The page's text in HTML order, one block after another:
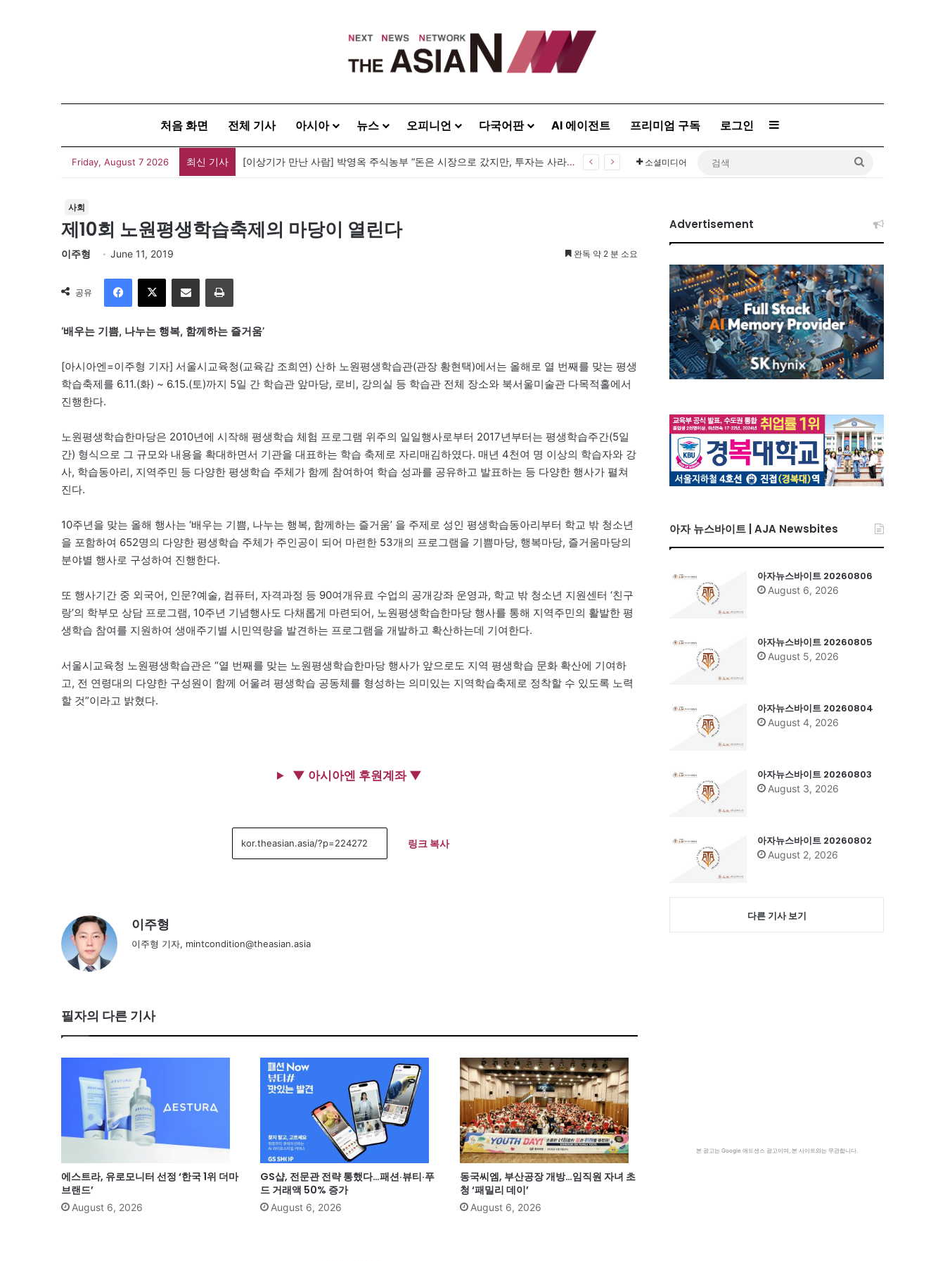
처음 화면 전체 기사 아시아 뉴스 오피니언 다국어판 AI 에이전트 프리미엄 구독 로그인 Sidebar
Friday, August 7 2026 최신 기사 [이상기가 만난 사람] 박영옥 주식농부 “돈은 시장으로 갔지만, 투자는 사라지고 거래만 남았다” 소셜미디어
사회
제10회 노원평생학습축제의 마당이 열린다
이주형 June 11, 2019 완독 약 2 분 소요
공유
이메일
‘배우는 기쁨, 나누는 행복, 함께하는 즐거움’
[아시아엔=이주형 기자] 서울시교육청(교육감 조희연) 산하 노원평생학습관(관장 황현택)에서는 올해로 열 번째를 맞는 평생
학습축제를 6.11.(화) ~ 6.15.(토)까지 5일 간 학습관 앞마당, 로비, 강의실 등 학습관 전체 장소와 북서울미술관 다목적홀에서
진행한다.
노원평생학습한마당은 2010년에 시작해 평생학습 체험 프로그램 위주의 일일행사로부터 2017년부터는 평생학습주간(5일
간) 형식으로 그 규모와 내용을 확대하면서 기관을 대표하는 학습 축제로 자리매김하였다. 매년 4천여 명 이상의 학습자와 강
사, 학습동아리, 지역주민 등 다양한 평생학습 주체가 함께 참여하여 학습 성과를 공유하고 발표하는 등 다양한 행사가 펼쳐
진다.
10주년을 맞는 올해 행사는 ‘배우는 기쁨, 나누는 행복, 함께하는 즐거움’ 을 주제로 성인 평생학습동아리부터 학교 밖 청소년
을 포함하여 652명의 다양한 평생학습 주체가 주인공이 되어 마련한 53개의 프로그램을 기쁨마당, 행복마당, 즐거움마당의
분야별 행사로 구성하여 진행한다.
또 행사기간 중 외국어, 인문?예술, 컴퓨터, 자격과정 등 90여개유료 수업의 공개강좌 운영과, 학교 밖 청소년 지원센터 ‘친구
랑’의 학부모 상담 프로그램, 10주년 기념행사도 다채롭게 마련되어, 노원평생학습한마당 행사를 통해 지역주민의 활발한 평
생학습 참여를 지원하여 생애주기별 시민역량을 발견하는 프로그램을 개발하고 확산하는데 기여한다.
서울시교육청 노원평생학습관은 “열 번째를 맞는 노원평생학습한마당 행사가 앞으로도 지역 평생학습 문화 확산에 기여하
고, 전 연령대의 다양한 구성원이 함께 어울려 평생학습 공동체를 형성하는 의미있는 지역학습축제로 정착할 수 있도록 노력
할 것”이라고 밝혔다.
▼ 아시아엔 후원계좌 ▼
링크 복사
이주형
이주형 기자, mintcondition@theasian.asia
필자의 다른 기사
에스트라, 유로모니터 선정 ‘한국 1위 더마
브랜드’
August 6, 2026
GS샵, 전문관 전략 통했다…패션·뷰티·푸
드 거래액 50% 증가
August 6, 2026
동국씨엠, 부산공장 개방…임직원 자녀 초
청 ‘패밀리 데이’
August 6, 2026
Advertisement
아자 뉴스바이트 | AJA Newsbites
아자뉴스바이트 20260806
August 6, 2026
아자뉴스바이트 20260805
August 5, 2026
아자뉴스바이트 20260804
August 4, 2026
아자뉴스바이트 20260803
August 3, 2026
아자뉴스바이트 20260802
August 2, 2026
다른 기사 보기
본 광고는 Google 애드센스 광고이며, 본 사이트와는 무관합니다.